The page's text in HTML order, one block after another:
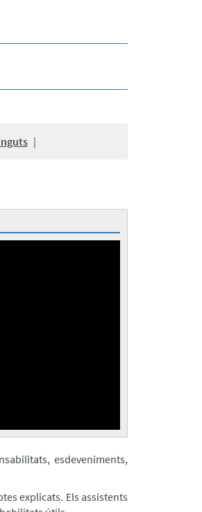
|
esdeveniments,
explicats. Els assistents